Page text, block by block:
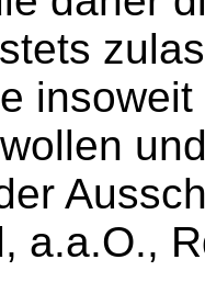
a.a.O.,